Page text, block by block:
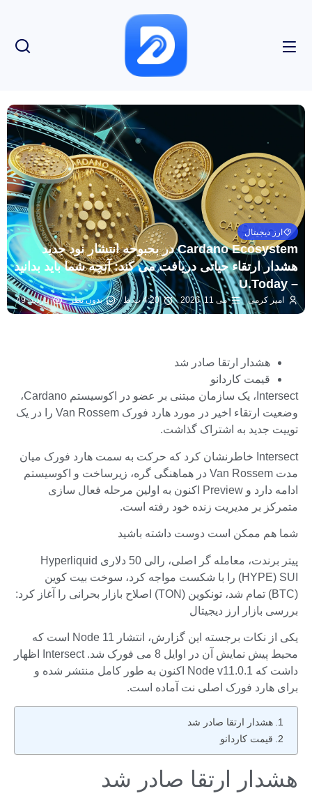
ارز دیجیتال
Cardano Ecosystem در بحبوحه انتشار نود جدید
هشدار ارتقاء حیاتی دریافت می کند: آنچه شما باید بدانید
– U.Today
امیر کرمی می 11, 2026 4:20 ب.ظ بدون نظر بازدید: 49
هشدار ارتقا صادر شد
قیمت کاردانو
Intersect، یک سازمان مبتنی بر عضو در اکوسیستم Cardano،
وضعیت ارتقاء اخیر در مورد هارد فورک Van Rossem را در یک
توییت جدید به اشتراک گذاشت.
Intersect خاطرنشان کرد که حرکت به سمت هارد فورک میان
مدت Van Rossem در هماهنگی گره، زیرساخت و اکوسیستم
ادامه دارد و Preview اکنون به اولین مرحله فعال سازی
متمرکز بر مدیریت زنده خود رفته است.
شما هم ممکن است دوست داشته باشید
پیتر برندت، معامله گر اصلی، رالی 50 دلاری Hyperliquid
(HYPE) SUI را با شکست مواجه کرد، سوخت بیت کوین
(BTC) تمام شد، تونکوین (TON) اصلاح بازار بحرانی را آغاز کرد:
بررسی بازار ارز دیجیتال
یکی از نکات برجسته این گزارش، انتشار Node 11 است که
محیط پیش نمایش آن در اوایل 8 می فورک شد. Intersect اظهار
داشت که Node v11.0.1 اکنون به طور کامل منتشر شده و
برای هارد فورک اصلی نت آماده است.
هشدار ارتقا صادر شد
قیمت کاردانو
هشدار ارتقا صادر شد